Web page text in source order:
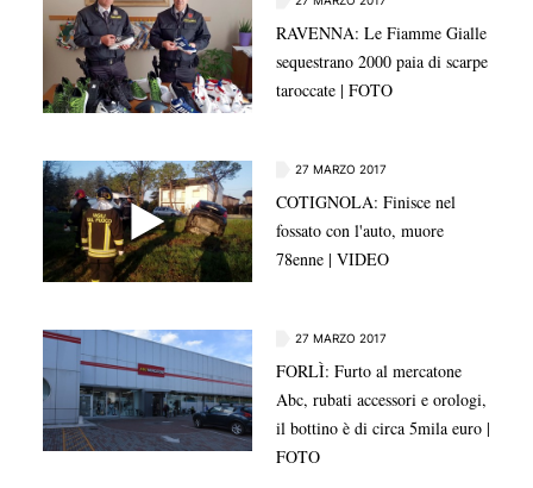
RAVENNA: Le Fiamme Gialle
sequestrano 2000 paia di scarpe
taroccate | FOTO
27 MARZO 2017
COTIGNOLA: Finisce nel
fossato con l'auto, muore
78enne | VIDEO
27 MARZO 2017
FORLÌ: Furto al mercatone
Abc, rubati accessori e orologi,
il bottino è di circa 5mila euro |
FOTO